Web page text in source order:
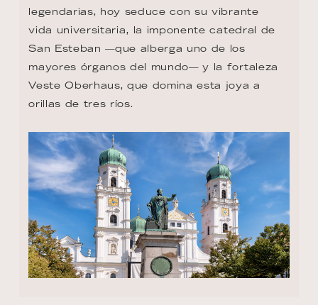
legendarias, hoy seduce con su vibrante
vida universitaria, la imponente catedral de
San Esteban —que alberga uno de los
mayores órganos del mundo— y la fortaleza
Veste Oberhaus, que domina esta joya a
orillas de tres ríos.